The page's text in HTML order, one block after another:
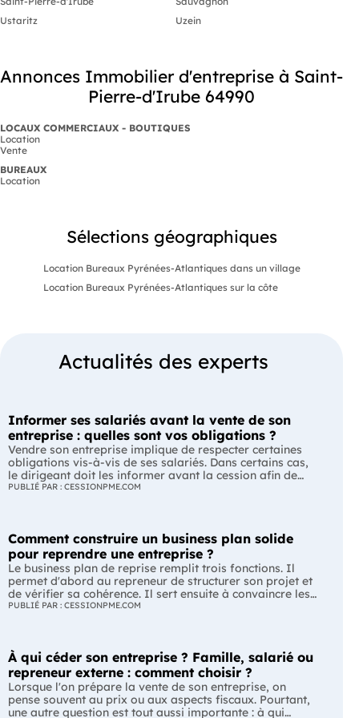
Ustaritz
Uzein
Annonces Immobilier d'entreprise à Saint-
Pierre-d'Irube 64990
LOCAUX COMMERCIAUX - BOUTIQUES
Location
Vente
BUREAUX
Location
Sélections géographiques
Location Bureaux Pyrénées-Atlantiques dans un village
Location Bureaux Pyrénées-Atlantiques sur la côte
Actualités des experts
Informer ses salariés avant la vente de son
entreprise : quelles sont vos obligations ?
Vendre son entreprise implique de respecter certaines
obligations vis-à-vis de ses salariés. Dans certains cas,
le dirigeant doit les informer avant la cession afin de
leur permettre, s'ils le souhaitent, de présenter une offre
L'essentiel Les entreprises de moins de 250 salariés sont
soumises, dans certains cas, à une obligation
d'information préalable des salariés. Cette obligation
concerne la vente d'un fonds de commerce ou la cession
de la majorité des titres d'une société. Le délai
d'information varie selon la taille de l'entreprise. Les
L'obligation d'information concerne uniquement
certaines entreprises et certaines opérations de cession.
Vous êtes concerné si : votre entreprise emploie moins
de 250 salariés ; vous vendez votre fonds de commerce
ou plus de 50 % des parts sociales ou des actions de
PUBLIÉ PAR : CESSIONPME.COM
Comment construire un business plan solide
pour reprendre une entreprise ?
Le business plan de reprise remplit trois fonctions. Il
permet d'abord au repreneur de structurer son projet et
de vérifier sa cohérence. Il sert ensuite à convaincre les
banques et les partenaires financiers de l'accompagner.
consiste pas à reprendre les anciens comptes de
l'entreprise. Il explique comment l'entreprise évoluera
après le changement de dirigeant. C'est un document
indispensable pour structurer votre projet et convaincre
vos partenaires. À quoi sert vraiment un business plan
PUBLIÉ PAR : CESSIONPME.COM
À qui céder son entreprise ? Famille, salarié ou
repreneur externe : comment choisir ?
Lorsque l'on prépare la vente de son entreprise, on
pense souvent au prix ou aux aspects fiscaux. Pourtant,
une autre question est tout aussi importante : à qui